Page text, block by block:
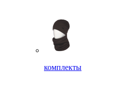
комплекты